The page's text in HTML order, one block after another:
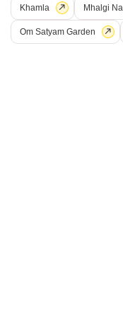
₹ 80 L
Config
Khamla Mhalgi
Om Satyam Garden